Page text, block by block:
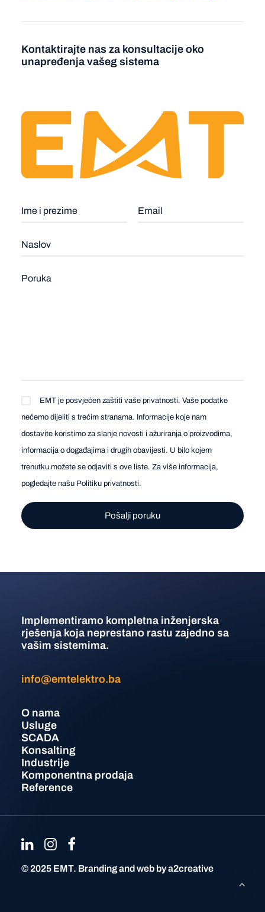
Kontaktirajte nas za konsultacije oko
unapređenja vašeg sistema
EMT je posvjećen zaštiti vaše privatnosti. Vaše podatke
nećemo dijeliti s trećim stranama. Informacije koje nam
dostavite koristimo za slanje novosti i ažuriranja o proizvodima,
informacija o događajima i drugih obavijesti. U bilo kojem
trenutku možete se odjaviti s ove liste. Za više informacija,
pogledajte našu Politiku privatnosti.
O nama
Usluge
SCADA
Konsalting
Industrije
Komponentna prodaja
Reference
Implementiramo kompletna inženjerska
rješenja koja neprestano rastu zajedno sa
vašim sistemima.
info@emtelektro.ba
© 2025 EMT. Branding and web bya2creative